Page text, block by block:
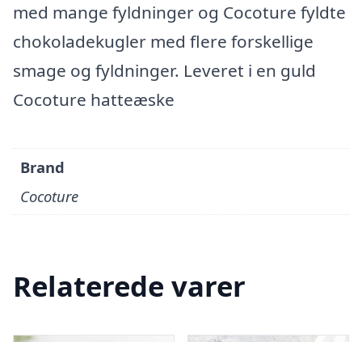
med mange fyldninger og Cocoture fyldte
chokoladekugler med flere forskellige
smage og fyldninger. Leveret i en guld
Cocoture hatteæske
Brand
Cocoture
Relaterede varer